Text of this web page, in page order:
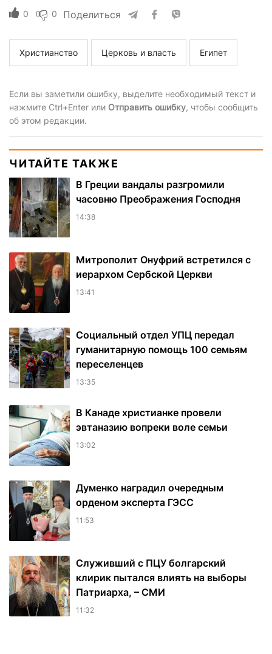
0 0 Поделиться
Христианство Церковь и власть Египет
Если вы заметили ошибку, выделите необходимый текст и
нажмите Ctrl+Enter или Отправить ошибку, чтобы сообщить
об этом редакции.
ЧИТАЙТЕ ТАКЖЕ
В Греции вандалы разгромили
часовню Преображения Господня
14:38
Митрополит Онуфрий встретился с
иерархом Сербской Церкви
13:41
Социальный отдел УПЦ передал
гуманитарную помощь 100 семьям
переселенцев
13:35
В Канаде христианке провели
эвтаназию вопреки воле семьи
13:02
Думенко наградил очередным
орденом эксперта ГЭСС
11:53
Служивший с ПЦУ болгарский
клирик пытался влиять на выборы
Патриарха, – СМИ
11:32